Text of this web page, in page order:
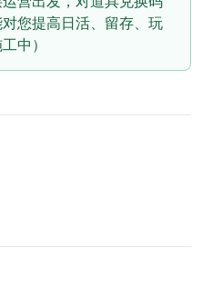
您提高日活、留存、玩
中）